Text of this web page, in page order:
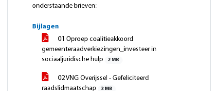
onderstaande brieven:
Bijlagen
01 Oproep coalitieakkoord
gemeenteraadverkiezingen_investeer in
sociaaljuridische hulp
2 MB
02 VNG Overijssel - Gefeliciteerd
raadslidmaatschap
3 MB